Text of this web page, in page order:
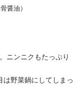
醤油）
ニンニクもたっぷり
野菜鍋にしてしまっ